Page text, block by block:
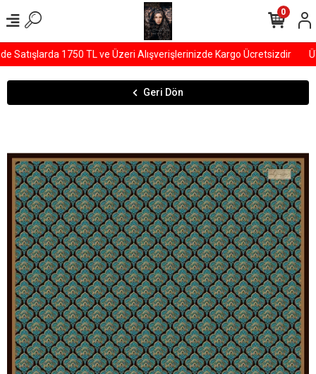
1750 TL ve Üzeri Alışverişlerinizde Kargo Ücretsizdir
0
Geri Dön